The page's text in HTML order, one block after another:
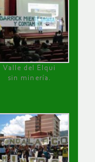
Valle del Elqui
sin minería.